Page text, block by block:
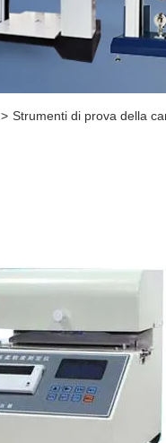
> Strumenti di prova della